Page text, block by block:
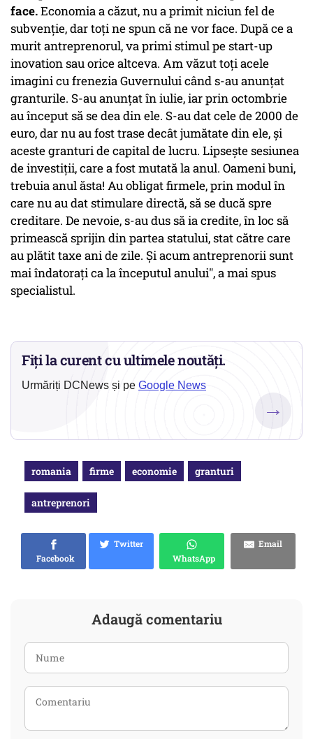
face.Economia a căzut, nu a primit niciun fel de
subvenţie, dar toţi ne spun că ne vor face. După ce a
murit antreprenorul, va primi stimul pe start-up
inovation sau orice altceva. Am văzut toţi acele
imagini cu frenezia Guvernului când s-au anunţat
granturile. S-au anunţat în iulie, iar prin octombrie
au început să se dea din ele. S-au dat cele de 2000 de
euro, dar nu au fost trase decât jumătate din ele, şi
aceste granturi de capital de lucru. Lipseşte sesiunea
de investiţii, care a fost mutată la anul. Oameni buni,
trebuia anul ăsta! Au obligat firmele, prin modul în
care nu au dat stimulare directă, să se ducă spre
creditare. De nevoie, s-au dus să ia credite, în loc să
primească sprijin din partea statului, stat către care
au plătit taxe ani de zile. Şi acum antreprenorii sunt
mai îndatoraţi ca la începutul anului", a mai spus
specialistul.
Fiți la curent cu ultimele noutăți.
Urmăriți DCNews și pe Google News
→
romania firme economie granturi
antreprenori
Facebook
Twitter
WhatsApp
Email
Adaugă comentariu